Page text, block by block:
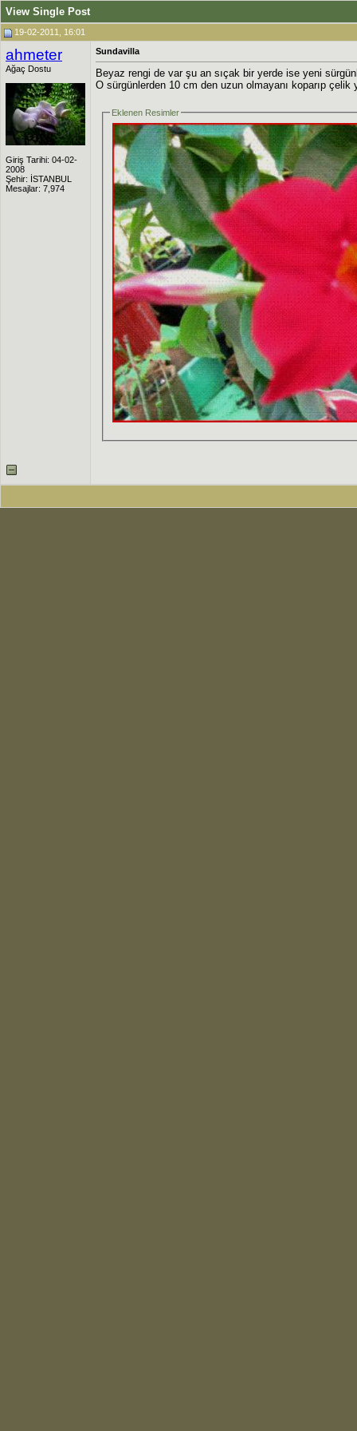
View Single Post
19-02-2011, 16:01
ahmeter
Ağaç Dostu
Giriş Tarihi: 04-02-
2008
Şehir: İSTANBUL
Mesajlar: 7,974
Sundavilla
Beyaz rengi de var şu an sıçak bir yerde ise yeni
O sürgünlerden 10 cm den uzun olmayanı koparıp çelik
Eklenen Resimler